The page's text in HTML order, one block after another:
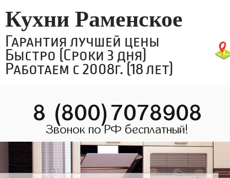
Кухни Раменское
Гарантия лучшей цены
Быстро (Сроки 3 дня)
Работаем с 2008г. (18 лет)
8 (800)7078908
Звонок по РФ бесплатный!